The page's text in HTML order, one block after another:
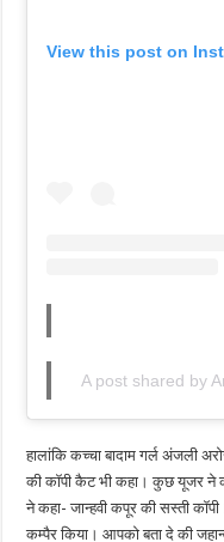
View this post on
A post shared by
हालांकि कच्चा बादाम गर्ल अंजली
की कॉपी कैट भी कहा। कुछ यूजर ने
ने कहा- जान्हवी कपूर की सस्ती
कम्पैर किया। आपको बता दे की